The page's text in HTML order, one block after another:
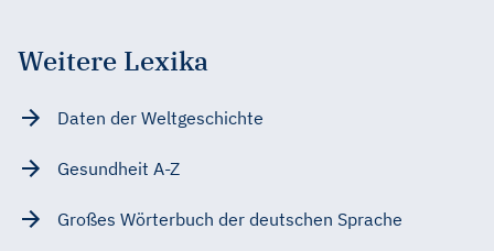
Weitere Lexika
Daten der Weltgeschichte
Gesundheit A-Z
Großes Wörterbuch der deutschen Sprache